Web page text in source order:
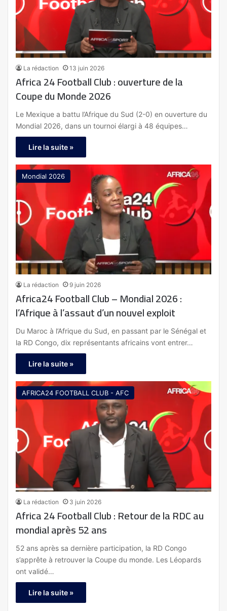
La rédaction 13 juin 2026
Africa 24 Football Club : ouverture de la
Coupe du Monde 2026
Le Mexique a battu l’Afrique du Sud (2-0) en ouverture du
Mondial 2026, dans un tournoi élargi à 48 équipes…
Lire la suite »
Mondial 2026
La rédaction 9 juin 2026
Africa24 Football Club – Mondial 2026 :
l’Afrique à l’assaut d’un nouvel exploit
Du Maroc à l’Afrique du Sud, en passant par le Sénégal et
la RD Congo, dix représentants africains vont entrer…
Lire la suite »
AFRICA24 FOOTBALL CLUB - AFC
La rédaction 3 juin 2026
Africa 24 Football Club : Retour de la RDC au
mondial après 52 ans
52 ans après sa dernière participation, la RD Congo
s’apprête à retrouver la Coupe du monde. Les Léopards
ont validé…
Lire la suite »